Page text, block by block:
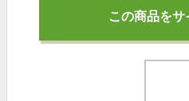
この商品をサ